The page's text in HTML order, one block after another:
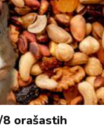
orašastih